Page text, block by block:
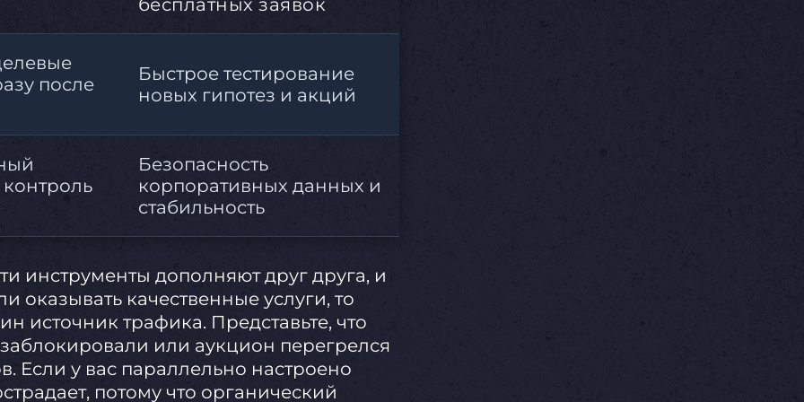
после
Быстрое тестирование
новых гипотез и акций
Безопасность
корпоративных данных и
стабильность
инструменты дополняют друг друга, и
оказывать качественные услуги, то
источник трафика. Представьте, что
или аукцион перегрелся
Если у вас параллельно настроено
потому что органический